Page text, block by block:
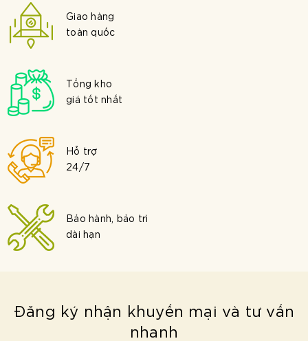
Giao hàng
toàn quốc
Tổng kho
giá tốt nhất
Hỗ trợ
24/7
Bảo hành, bảo trì
dài hạn
Đăng ký nhận khuyến mại và tư vấn
nhanh